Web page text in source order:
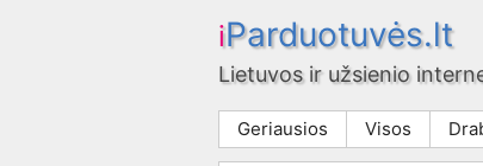
iParduotuvės.lt
Lietuvos ir užsienio
Geriausios Visos